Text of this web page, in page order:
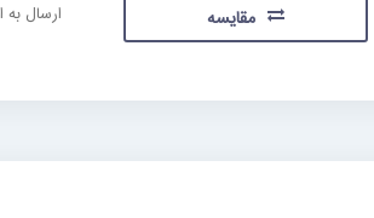
مقایسه
ارسال